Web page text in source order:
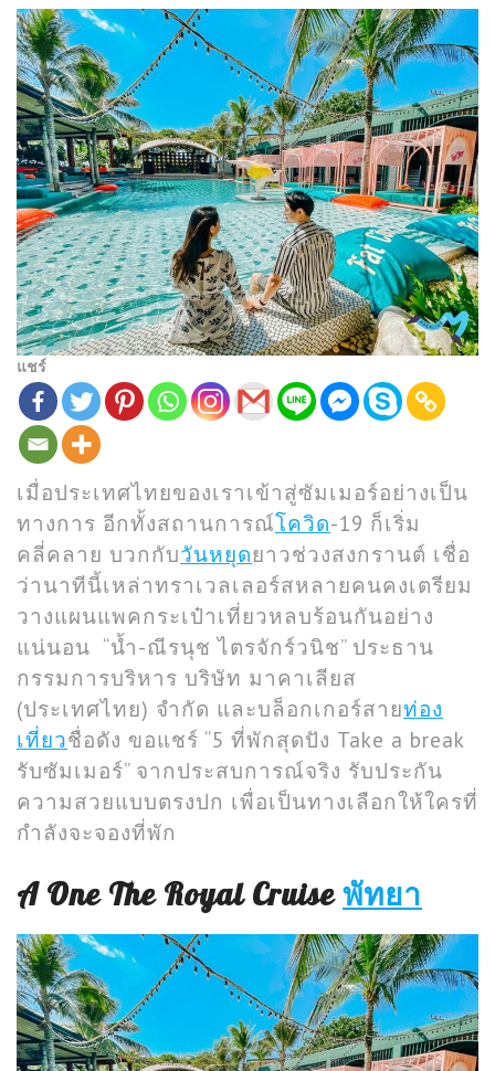
แชร์
เมื่อประเทศไทยของเราเข้าสู่ซัมเมอร์อย่างเป็น
ทางการ อีกทั้งสถานการณ์โควิด-19 ก็เริ่ม
คลี่คลาย บวกกับวันหยุดยาวช่วงสงกรานต์ เชื่อ
ว่านาทีนี้เหล่าทราเวลเลอร์สหลายคนคงเตรียม
วางแผนแพคกระเป๋าเที่ยวหลบร้อนกันอย่าง
แน่นอน “น้ำ-ณีรนุช ไตรจักร์วนิช” ประธาน
กรรมการบริหาร บริษัท มาคาเลียส
(ประเทศไทย) จำกัด และบล็อกเกอร์สายท่อง
เที่ยวชื่อดัง ขอแชร์ “5 ที่พักสุดปัง Take a break
รับซัมเมอร์” จากประสบการณ์จริง รับประกัน
ความสวยแบบตรงปก เพื่อเป็นทางเลือกให้ใครที่
กำลังจะจองที่พัก
A One The Royal Cruiseพัทยา